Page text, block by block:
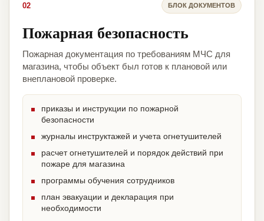
02 БЛОК ДОКУМЕНТОВ
Пожарная безопасность
Пожарная документация по требованиям МЧС для
магазина, чтобы объект был готов к плановой или
внеплановой проверке.
приказы и инструкции по пожарной
безопасности
журналы инструктажей и учета огнетушителей
расчет огнетушителей и порядок действий при
пожаре для магазина
программы обучения сотрудников
план эвакуации и декларация при
необходимости